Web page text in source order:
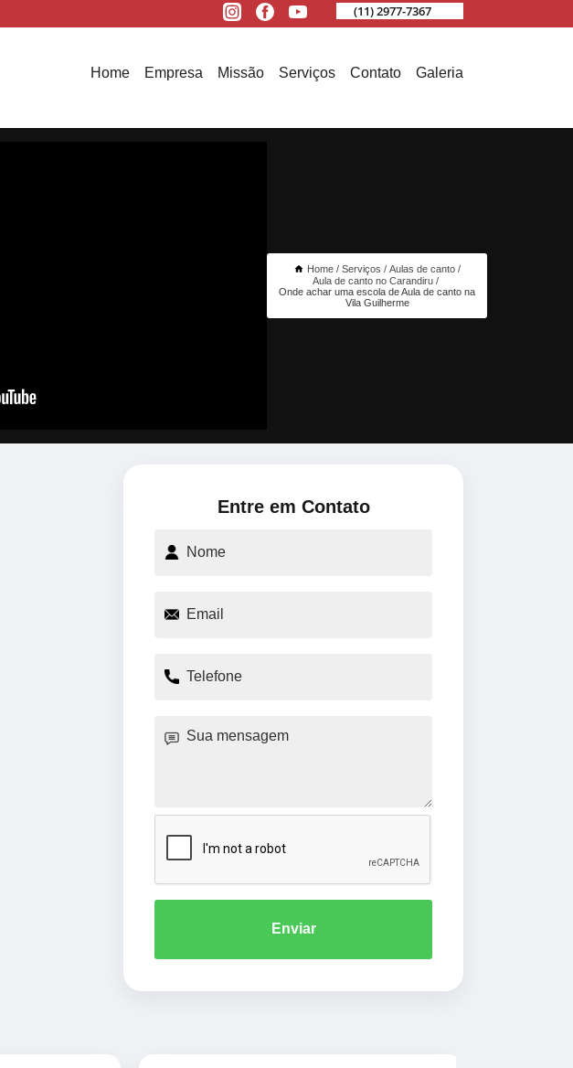
(11) 2977-7367
Home Empresa Missão Serviços Contato Galeria
Home Serviços
Aulas de canto
Aula de canto no Carandiru
Onde achar uma escola de Aula de canto na
Vila Guilherme
Entre em Contato
Enviar